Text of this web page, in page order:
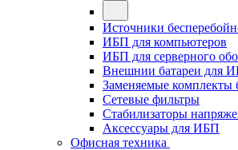
Источники
ИБП для компьютеров
ИБП для серверного
Внешнии батареи для
Заменяемые комплекты
Сетевые фильтры
Стабилизаторы
Аксессуары для ИБП
Офисная техника